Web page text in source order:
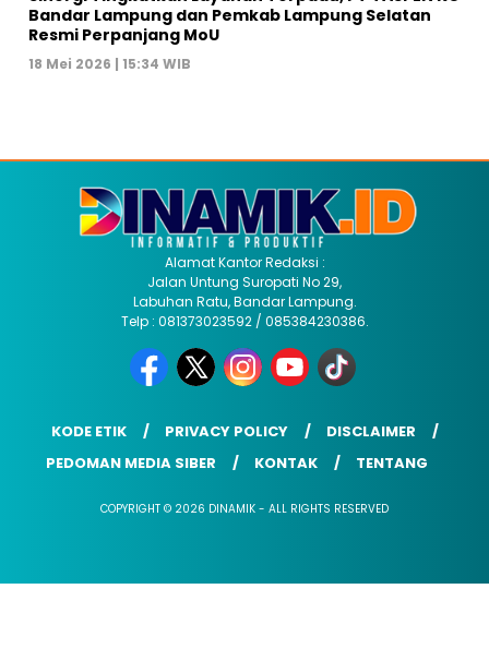
Bandar Lampung dan Pemkab Lampung Selatan
Resmi Perpanjang MoU
18 Mei 2026 | 15:34 WIB
Alamat Kantor Redaksi :
Jalan Untung Suropati No 29,
Labuhan Ratu, Bandar Lampung.
Telp : 081373023592 / 085384230386.
KODE ETIK PRIVACY POLICY
DISCLAIMER
PEDOMAN MEDIA SIBER
KONTAK TENTANG
COPYRIGHT © 2026 DINAMIK - ALL RIGHTS RESERVED